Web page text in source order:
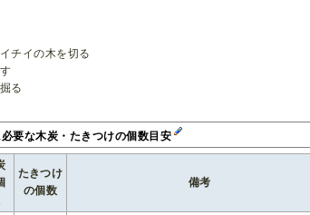
チイの木を切る
る
要な木炭・たきつけの個数目安
たきつけ
の個数
備考